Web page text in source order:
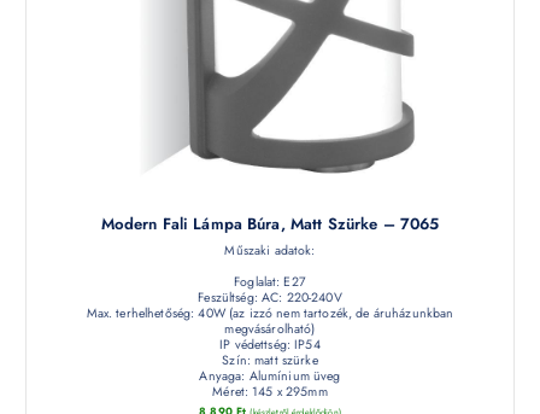
Modern Fali Lámpa Búra, Matt Szürke – 7065
Műszaki adatok:
Foglalat: E27
Feszültség: AC: 220-240V
Max. terhelhetőség: 40W (az izzó nem tartozék, de áruházunkban
megvásárolható)
IP védettség: IP54
Szín: matt szürke
Anyaga: Alumínium üveg
Méret: 145 x 295mm